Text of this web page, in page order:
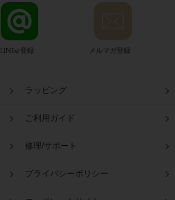
LINE@登録 メルマガ登録
ラッピング
ご利用ガイド
修理/サポート
プライバシーポリシー